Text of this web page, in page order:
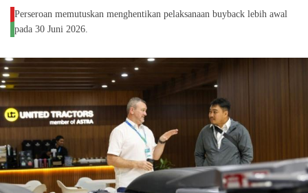
Perseroan memutuskan menghentikan pelaksanaan buyback lebih awal
pada 30 Juni 2026.